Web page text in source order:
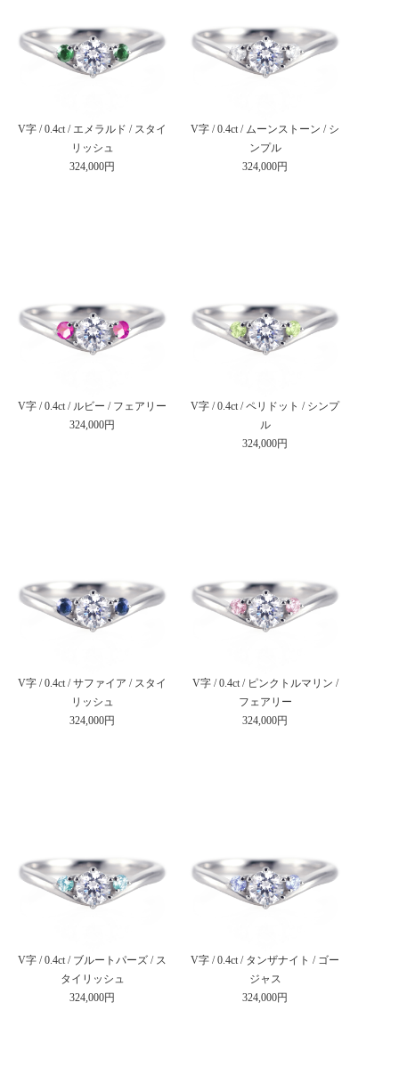
V字 / 0.4ct / エメラルド / スタイ
リッシュ
324,000円
V字 / 0.4ct / ムーンストーン / シ
ンプル
324,000円
V字 / 0.4ct / ルビー / フェアリー
324,000円
V字 / 0.4ct / ペリドット / シンプ
ル
324,000円
V字 / 0.4ct / サファイア / スタイ
リッシュ
324,000円
V字 / 0.4ct / ピンクトルマリン /
フェアリー
324,000円
V字 / 0.4ct / ブルートパーズ / ス
タイリッシュ
324,000円
V字 / 0.4ct / タンザナイト / ゴー
ジャス
324,000円